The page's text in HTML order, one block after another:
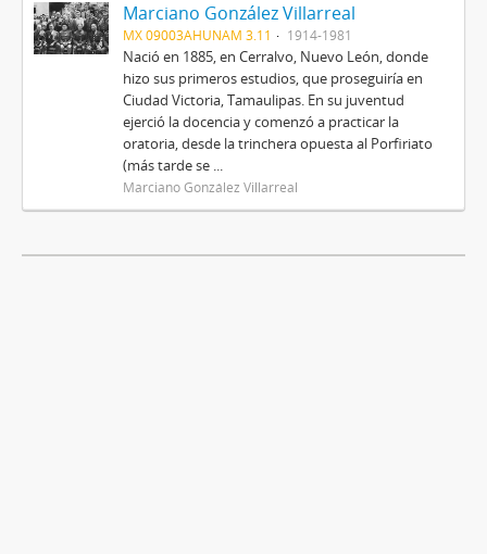
Marciano González Villarreal
MX 09003AHUNAM 3.11 1914-1981
Nació en 1885, en Cerralvo, Nuevo León, donde
hizo sus primeros estudios, que proseguiría en
Ciudad Victoria, Tamaulipas. En su juventud
ejerció la docencia y comenzó a practicar la
oratoria, desde la trinchera opuesta al Porfiriato
(más tarde se ...
Marciano González Villarreal